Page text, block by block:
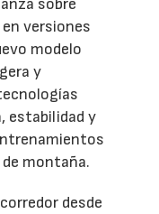
sobre
versiones
modelo
y
estabilidad y
montaña.
desde